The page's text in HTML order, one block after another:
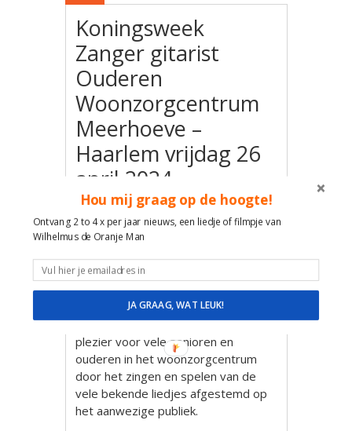
Koningsweek
Zanger gitarist
Ouderen
Woonzorgcentrum
Meerhoeve –
Haarlem vrijdag 26
april 2024
Speciaal Koningsweek optreden.
Tijdens deze muzikale activiteit zal
Troubadour Wilhelmus De Oranje
Man weer zorgen voor contact en
plezier voor vele senioren en
ouderen in het woonzorgcentrum
door het zingen en spelen van de
vele bekende liedjes afgestemd op
het aanwezige publiek.
Hou mij graag op de hoogte!
Ontvang 2 to 4 x per jaar nieuws, een liedje of filmpje van
Wilhelmus de Oranje Man
JA GRAAG, WAT LEUK!